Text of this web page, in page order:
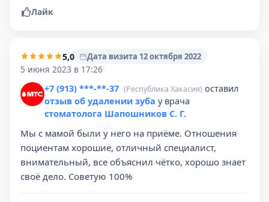
Лайк
5,0
Дата визита 12 октября 2022
5 июня 2023 в 17:26
+7 (913) ***-**-37 (Республика Хакасия) оставил
отзыв об удалении зуба у врача
стоматолога Шапошников С. Г.
Мы с мамой были у него на приёме. Отношения
поциентам хорошие, отличный специалист,
внимательный, все объяснил чётко, хорошо знает
своё дело. Советую 100%